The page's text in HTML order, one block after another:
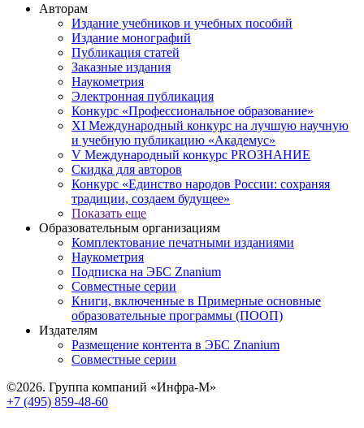
Авторам
Издание учебников и учебных пособий
Издание монографий
Публикация статей
Заказные издания
Наукометрия
Электронная публикация
Конкурс «Профессиональное образование»
XI Международный конкурс на лучшую научную
и учебную публикацию «Академус»
V Международный конкурс PROЗНАНИЕ
Скидка для авторов
Конкурс «Единство народов России: сохраняя
традиции, создаем будущее»
Показать еще
Образовательным организациям
Комплектование печатными изданиями
Наукометрия
Подписка на ЭБС Znanium
Совместные серии
Книги, включенные в Примерные основные
образовательные программы (ПООП)
Издателям
Размещение контента в ЭБС Znanium
Совместные серии
©2026. Группа компаний «Инфра-М»
+7 (495) 859-48-60